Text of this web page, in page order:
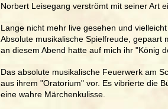
Norbert Leisegang verströmt mit seiner Art
Lange nicht mehr live gesehen und
Absolute musikalische Spielfreude,
an diesem Abend hatte auf mich ihr "König
Das absolute musikalische Feuerwerk am
aus ihrem "Oratorium" vor. Es vibrierte die
eine wahre Märchenkulisse.